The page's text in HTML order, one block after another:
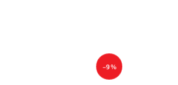
–9 %